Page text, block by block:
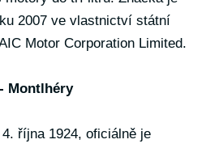
2007 ve vlastnictví státní
Motor Corporation Limited.
Montlhéry
října 1924, oficiálně je